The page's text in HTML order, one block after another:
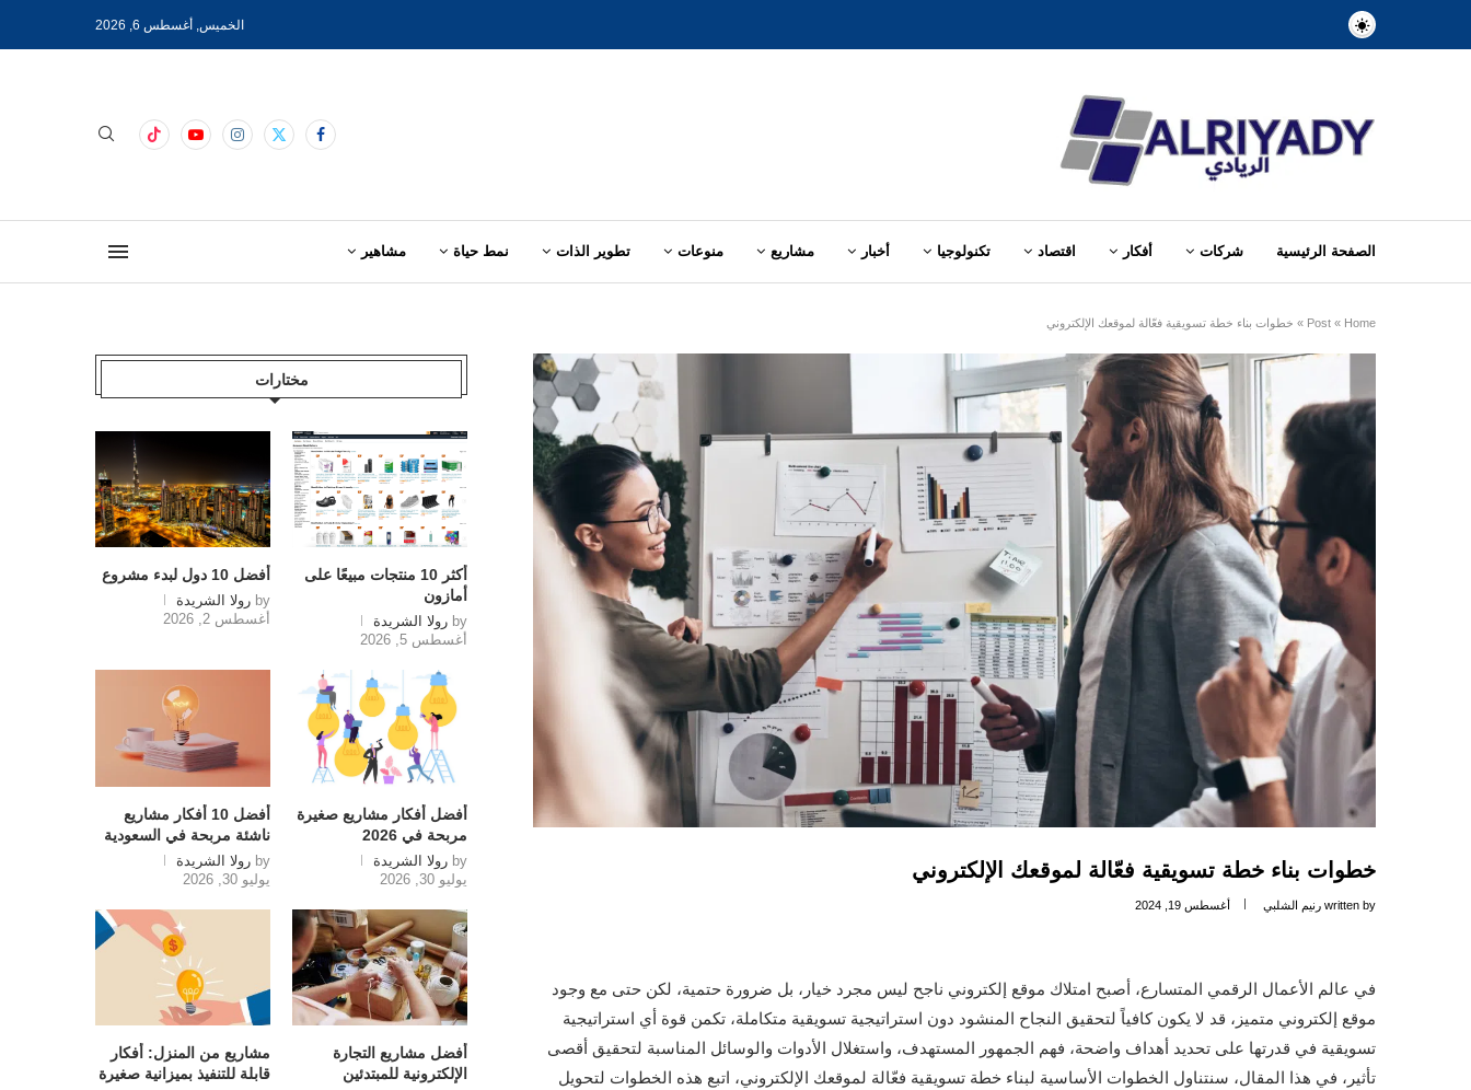
الخميس, أغسطس 6, 2026
الصفحة الرئيسية شركات أفكار اقتصاد تكنولوجيا أخبار مشاريع منوعات تطوير الذات نمط حياة مشاهير
Home
»
Post
» خطوات بناء خطة تسويقية فعّالة لموقعك الإلكتروني
خطوات بناء خطة تسويقية فعّالة لموقعك الإلكتروني
written by رنيم الشلبي أغسطس 19, 2024
في عالم الأعمال الرقمي المتسارع، أصبح امتلاك موقع إلكتروني ناجح ليس مجرد خيار، بل ضرورة حتمية، لكن حتى مع وجود
موقع إلكتروني متميز، قد لا يكون كافياً لتحقيق النجاح المنشود دون استراتيجية تسويقية متكاملة، تكمن قوة أي استراتيجية
تسويقية في قدرتها على تحديد أهداف واضحة، فهم الجمهور المستهدف، واستغلال الأدوات والوسائل المناسبة لتحقيق أقصى
تأثير، في هذا المقال، سنتناول الخطوات الأساسية لبناء خطة تسويقية فعّالة لموقعك الإلكتروني، اتبع هذه الخطوات لتحويل
مختارات
أكثر 10 منتجات مبيعًا على
أمازون
by رولا الشريدة
أغسطس 5, 2026
أفضل 10 دول لبدء مشروع
by رولا الشريدة
أغسطس 2, 2026
أفضل أفكار مشاريع صغيرة
مربحة في 2026
by رولا الشريدة
يوليو 30, 2026
أفضل 10 أفكار مشاريع
ناشئة مربحة في السعودية
by رولا الشريدة
يوليو 30, 2026
أفضل مشاريع التجارة
الإلكترونية للمبتدئين
مشاريع من المنزل: أفكار
قابلة للتنفيذ بميزانية صغيرة